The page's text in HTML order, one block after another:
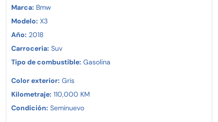
Marca: Bmw
Modelo: X3
Año: 2018
Carroceria: Suv
Tipo de combustible: Gasolina
Color exterior: Gris
Kilometraje: 110,000 KM
Condición: Seminuevo